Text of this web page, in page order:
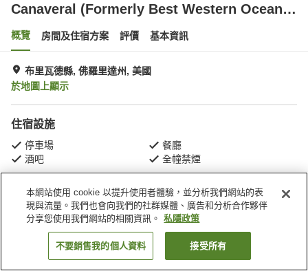
Canaveral (Formerly Best Western Ocean
Beach Hotel & Suites)
概覽 房間及住宿方案 評價 基本資訊
布里瓦德縣, 佛羅里達州, 美國
於地圖上顯示
住宿設施
停車場
餐廳
酒吧
全幢禁煙
主頁 美國 佛羅里達州
布里瓦德縣
Best Western Cocoa Beach - Port Canaveral (Formerly Best Western Ocean
Beach Hotel & Suites)
找客房
本網站使用 cookie 以提升使用者體驗，並分析我們網站的表
現與流量。我們也會向我們的社群媒體、廣告和分析合作夥伴
分享您使用我們網站的相關資訊。
私隱政策
不要銷售我的個人資料 接受所有